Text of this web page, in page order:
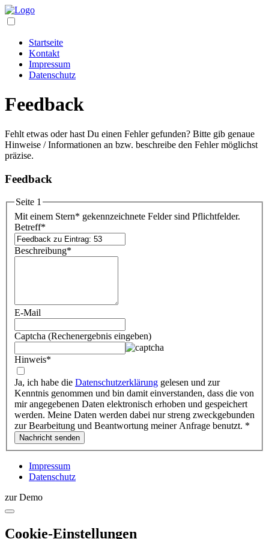
Startseite
Kontakt
Impressum
Datenschutz
Feedback
Fehlt etwas oder hast Du einen Fehler gefunden? Bitte gib genaue
Hinweise / Informationen an bzw. beschreibe den Fehler möglichst
präzise.
Feedback
Seite 1
Mit einem Stern* gekennzeichnete Felder sind Pflichtfelder.
Betreff*
Beschreibung*
E-Mail
Captcha (Rechenergebnis eingeben)
Hinweis*
Ja, ich habe die Datenschutzerklärung gelesen und zur
Kenntnis genommen und bin damit einverstanden, dass die von
mir angegebenen Daten elektronisch erhoben und gespeichert
werden. Meine Daten werden dabei nur streng zweckgebunden
zur Bearbeitung und Beantwortung meiner Anfrage benutzt. *
Impressum
Datenschutz
zur Demo
Cookie-Einstellungen